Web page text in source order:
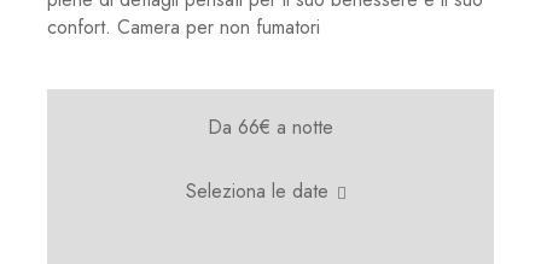
confort. Camera per non fumatori
Da 66€ a notte
Seleziona le date